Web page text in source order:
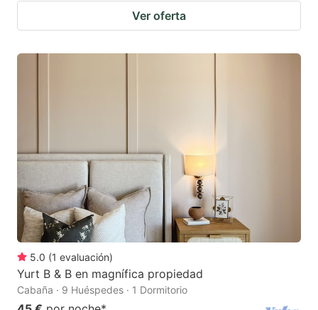
Ver oferta
5.0 (1 evaluación)
Yurt B & B en magnífica propiedad
Cabaña · 9 Huéspedes · 1 Dormitorio